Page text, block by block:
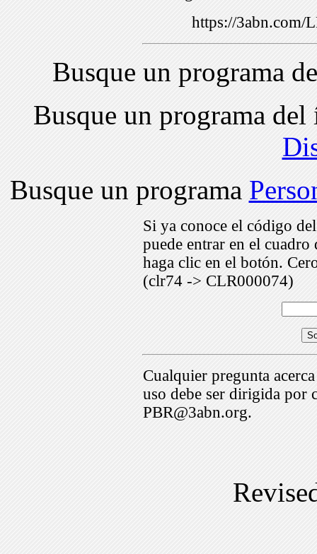
https://3abn.com/
Busque un programa
Busque un programa
Busque un programa
Si ya conoce el código
puede entrar en el
haga clic en el botón.
(clr74 -> CLR000074)
Cualquier pregunta
uso debe ser dirigida por
PBR@3abn.org.